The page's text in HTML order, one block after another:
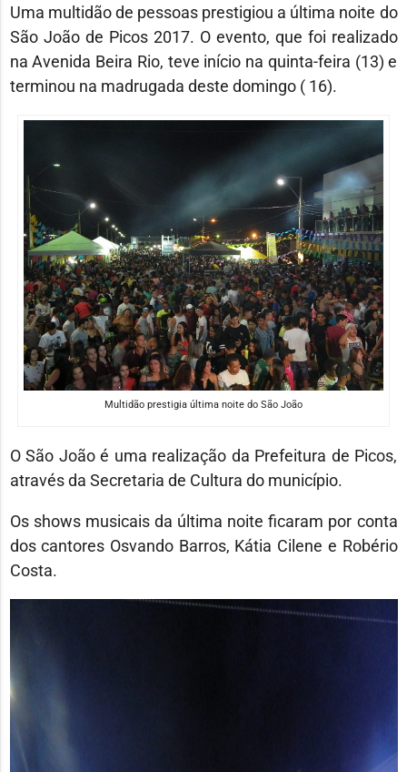
Uma multidão de pessoas prestigiou a última noite do
São João de Picos 2017. O evento, que foi realizado
na Avenida Beira Rio, teve início na quinta-feira (13) e
terminou na madrugada deste domingo ( 16).
Multidão prestigia última noite do São João
O São João é uma realização da Prefeitura de Picos,
através da Secretaria de Cultura do município.
Os shows musicais da última noite ficaram por conta
dos cantores Osvando Barros, Kátia Cilene e Robério
Costa.